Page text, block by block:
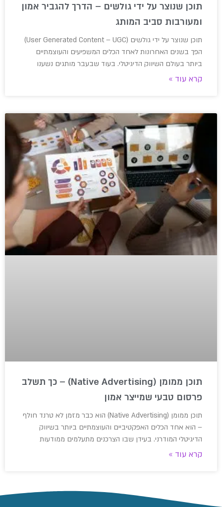
תוכן שנוצר על ידי גולשים – הדרך להגביר אמון
ומעורבות סביב המותג
תוכן שנוצר על ידי גולשים (User Generated Content – UGC)
הפך בשנים האחרונות לאחד הכלים המשפיעים והעוצמתיים
ביותר בעולם השיווק הדיגיטלי. בעוד שבעבר מותגים נשענו
קרא עוד »
תוכן ממומן (Native Advertising) – כך תשלב
פרסום טבעי שמייצר אמון
תוכן ממומן (Native Advertising) הוא כבר מזמן לא טרנד חולף
– הוא אחד הכלים האפקטיביים והעוצמתיים ביותר בשיווק
הדיגיטלי המודרני. בעידן שבו הצרכנים מתעלמים ממודעות
קרא עוד »